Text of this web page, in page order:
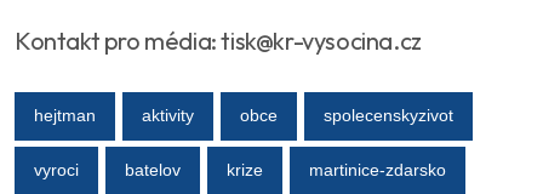
Kontakt pro média: tisk@kr-vysocina.cz
hejtman aktivity obce spolecenskyzivot
vyroci batelov krize martinice-zdarsko